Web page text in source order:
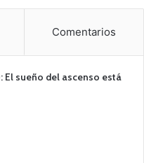
Comentarios
El sueño del ascenso está